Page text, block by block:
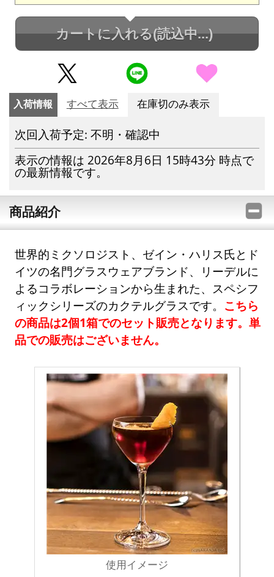
カートに入れる(読込中...)
入荷情報 すべて表示 在庫切のみ表示
次回入荷予定: 不明・確認中
表示の情報は 2026年8月6日 15時43分 時点で
の最新情報です。
商品紹介
世界的ミクソロジスト、ゼイン・ハリス氏とド
イツの名門グラスウェアブランド、リーデルに
よるコラボレーションから生まれた、スペシフ
ィックシリーズのカクテルグラスです。 こちら
の商品は2個1箱でのセット販売となります。単
品での販売はございません。
使用イメージ